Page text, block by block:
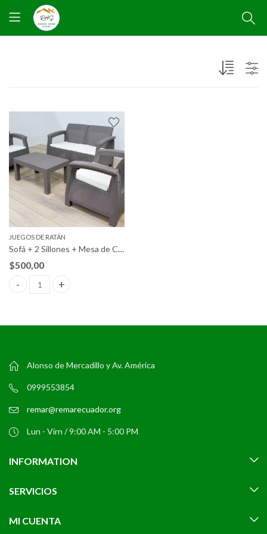
JUEGOS DE RATÁN
Sofá + 2 Sillones + Mesa de Centro CF. Muebles de Jardín y Terraza Ratán PE
$500,00
Sofá + 2 Sillones + Mesa de Centro CF. Muebles de Jardín y
Alonso de Mercadillo y Av. América
0999553854
remar@remarecuador.org
Lun - Virn / 9:00 AM - 5:00 PM
INFORMATION
SERVICIOS
MI CUENTA